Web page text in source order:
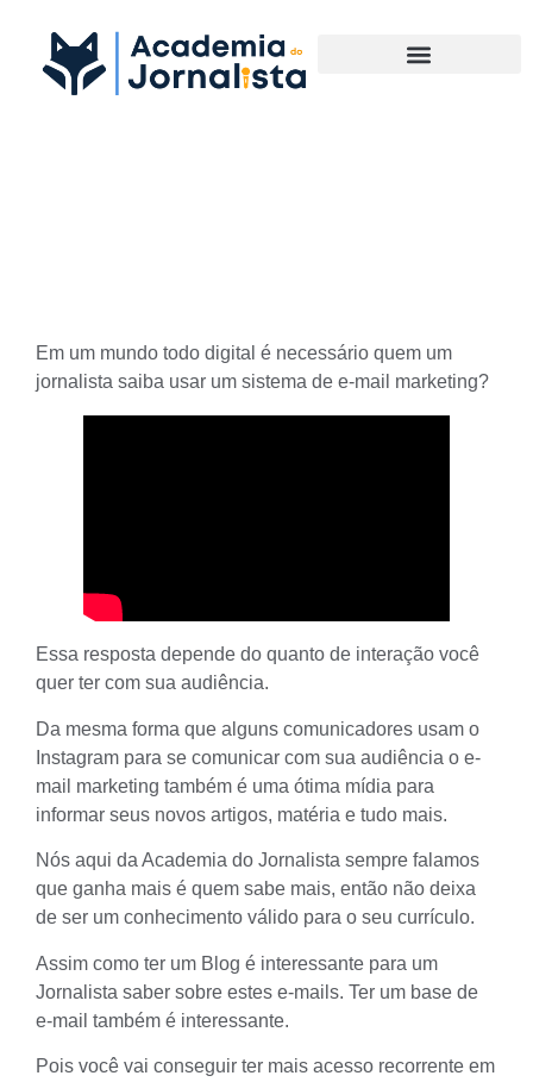
Em um mundo todo digital é necessário quem um
jornalista saiba usar um sistema de e-mail marketing?
Essa resposta depende do quanto de interação você
quer ter com sua audiência.
Da mesma forma que alguns comunicadores usam o
Instagram para se comunicar com sua audiência o e-
mail marketing também é uma ótima mídia para
informar seus novos artigos, matéria e tudo mais.
Nós aqui da Academia do Jornalista sempre falamos
que ganha mais é quem sabe mais, então não deixa
de ser um conhecimento válido para o seu currículo.
Assim como ter um Blog é interessante para um
Jornalista saber sobre estes e-mails. Ter um base de
e-mail também é interessante.
Pois você vai conseguir ter mais acesso recorrente em